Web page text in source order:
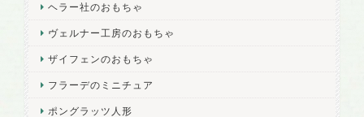
ヘラー社のおもちゃ
ヴェルナー工房のおもちゃ
ザイフェンのおもちゃ
フラーデのミニチュア
ポングラッツ人形